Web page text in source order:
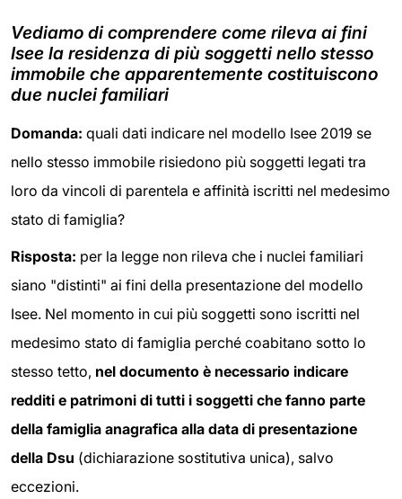
Vediamo di comprendere come rileva ai fini
Isee la residenza di più soggetti nello stesso
immobile che apparentemente costituiscono
due nuclei familiari
Domanda: quali dati indicare nel modello Isee 2019 se
nello stesso immobile risiedono più soggetti legati tra
loro da vincoli di parentela e affinità iscritti nel medesimo
stato di famiglia?
Risposta: per la legge non rileva che i nuclei familiari
siano "distinti" ai fini della presentazione del modello
Isee. Nel momento in cui più soggetti sono iscritti nel
medesimo stato di famiglia perché coabitano sotto lo
stesso tetto, nel documento è necessario indicare
redditi e patrimoni di tutti i soggetti che fanno parte
della famiglia anagrafica alla data di presentazione
della Dsu (dichiarazione sostitutiva unica), salvo
eccezioni.